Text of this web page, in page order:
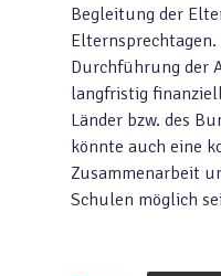
Begleitung der
Durchführung der
langfristig
Länder bzw. des
könnte auch eine
Zusammenarbeit
Schulen möglich